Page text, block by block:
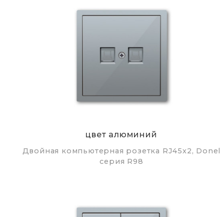
цвет алюминий
Двойная компьютерная розетка RJ45x2, Donel
серия R98